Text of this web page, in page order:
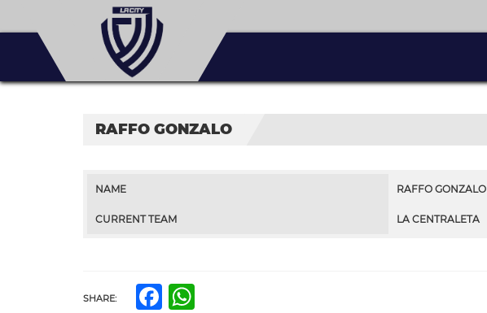
RAFFO GONZALO
NAME RAFFO GONZALO
CURRENT TEAM LA CENTRALETA
SHARE: Facebook